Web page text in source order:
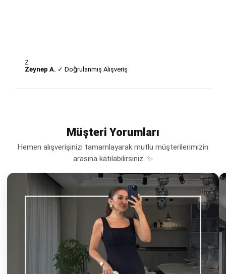
Z
Zeynep A. ✓ Doğrulanmış Alışveriş
Müşteri Yorumları
Hemen alışverişinizi tamamlayarak mutlu müşterilerimizin
arasına katılabilirsiniz. ✨